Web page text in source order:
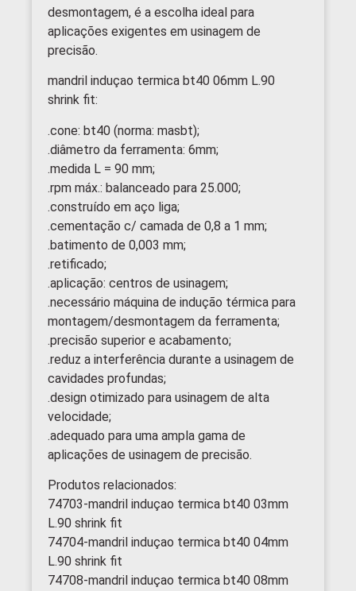
desmontagem, é a escolha ideal para
aplicações exigentes em usinagem de
precisão.
mandril induçao termica bt40 06mm L.90
shrink fit:
.cone: bt40 (norma: masbt);
.diâmetro da ferramenta: 6mm;
.medida L = 90 mm;
.rpm máx.: balanceado para 25.000;
.construído em aço liga;
.cementação c/ camada de 0,8 a 1 mm;
.batimento de 0,003 mm;
.retificado;
.aplicação: centros de usinagem;
.necessário máquina de indução térmica para
montagem/desmontagem da ferramenta;
.precisão superior e acabamento;
.reduz a interferência durante a usinagem de
cavidades profundas;
.design otimizado para usinagem de alta
velocidade;
.adequado para uma ampla gama de
aplicações de usinagem de precisão.
Produtos relacionados:
74703-mandril induçao termica bt40 03mm
L.90 shrink fit
74704-mandril induçao termica bt40 04mm
L.90 shrink fit
74708-mandril induçao termica bt40 08mm